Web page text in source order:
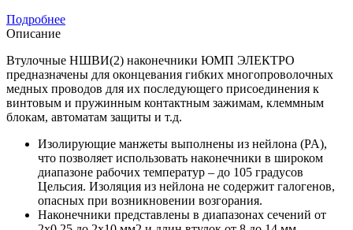
Подробнее
Описание
Втулочные НШВИ(2) наконечники ЮМП ЭЛЕКТРО
предназначены для оконцевания гибких многопроволочных
медных проводов для их последующего присоединения к
винтовым и пружинным контактным зажимам, клеммным
блокам, автоматам защиты и т.д.
Изолирующие манжеты выполнены из нейлона (PA),
что позволяет использовать наконечники в широком
диапазоне рабочих температур – до 105 градусов
Цельсия. Изоляция из нейлона не содержит галогенов,
опасных при возникновении возгорания.
Наконечники представлены в диапазонах сечений от